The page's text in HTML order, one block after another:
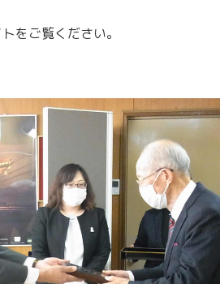
をご覧ください。